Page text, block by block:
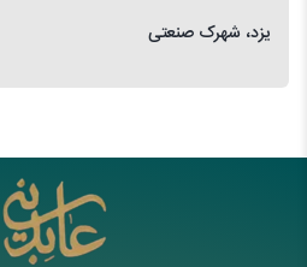
یزد، شهرک صنعتی